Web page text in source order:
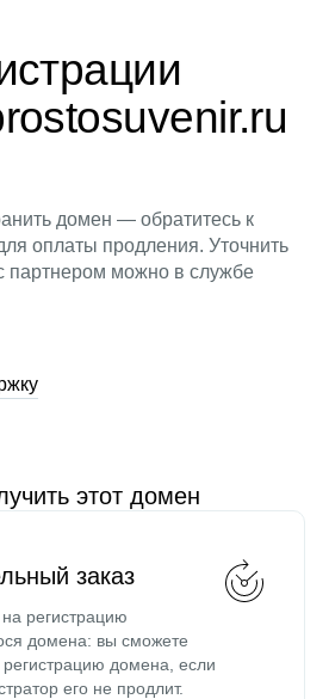
домен — обратитесь к
оплаты продления. Уточнить
партнером можно в службе
этот домен
заказ
регистрацию
домена: вы сможете
регистрацию домена, если
его не продлит.